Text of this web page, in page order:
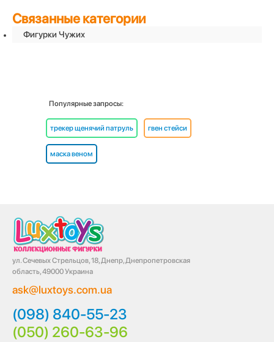
Связанные категории
Фигурки Чужих
Популярные запросы:
трекер щенячий патруль гвен стейси
маска веном
ул. Сечевых Стрельцов, 18, Днепр, Днепропетровская
область, 49000 Украина
ask@luxtoys.com.ua
(098) 840-55-23
(050) 260-63-96